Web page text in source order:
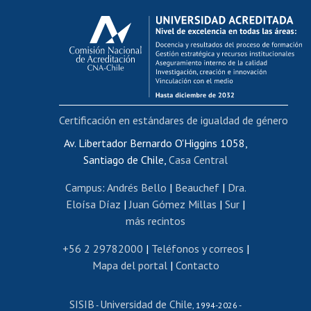
Calificación académica
Postulación al AUCAI
Funcionarias/os
Cursos internos de capacitación
Bienestar del personal
Portal de movilidad interna
Certificado de renta
Certificado de renta honorarios
Editar páginas blancas
Extranjeras/os
Revalidación y reconocimiento de títulos
Postulación al Programa de Movilidad Estudiantil
Cursos de español
Av. Libertador Bernardo O'Higgins 1058,
Santiago de Chile, Casa Central
Campus: Andrés Bello | Beauchef| Dra.
Eloísa Díaz |Juan Gómez Millas | Sur |
más recintos
+56 2 29782000 | Teléfonos y correos |
Mapa del portal| Contacto
SISIB - Universidad de Chile, 1994-2026 -
Certificación en estándares de igualdad de género